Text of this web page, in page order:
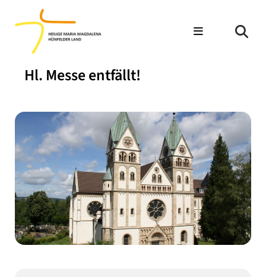
Hl. Messe entfällt!